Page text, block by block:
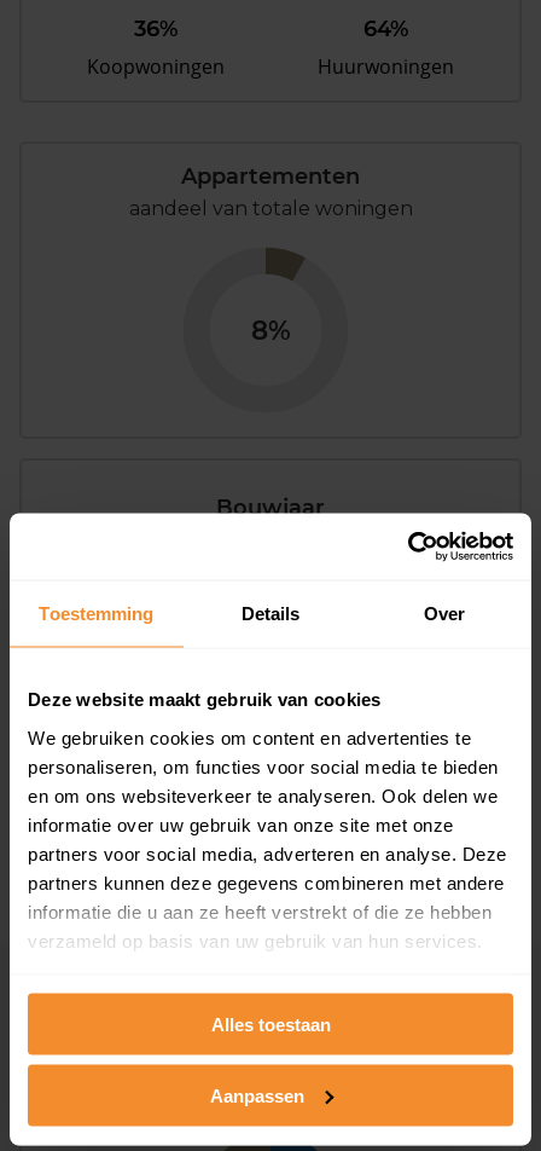
Toestemming Details Over
Deze website maakt gebruik van cookies
We gebruiken cookies om content en advertenties te
personaliseren, om functies voor social media te bieden
en om ons websiteverkeer te analyseren. Ook delen we
informatie over uw gebruik van onze site met onze
partners voor social media, adverteren en analyse. Deze
partners kunnen deze gegevens combineren met andere
informatie die u aan ze heeft verstrekt of die ze hebben
verzameld op basis van uw gebruik van hun services.
Alles toestaan
Aanpassen
36%
Koopwoningen
64%
Huurwoningen
Appartementen
aandeel van totale woningen
8%
Bouwjaar
1946 - 1980
35%
1981 - 2007
34%
2008 of later
8%
Inwoners
Type huishoudens